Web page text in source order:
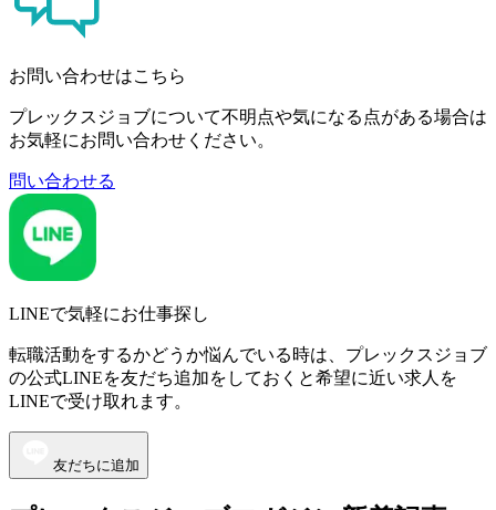
お問い合わせはこちら
プレックスジョブについて不明点や気になる点がある場合は
お気軽にお問い合わせください。
問い合わせる
LINEで気軽にお仕事探し
転職活動をするかどうか悩んでいる時は、プレックスジョブ
の公式LINEを友だち追加をしておくと希望に近い求人を
LINEで受け取れます。
友だちに追加